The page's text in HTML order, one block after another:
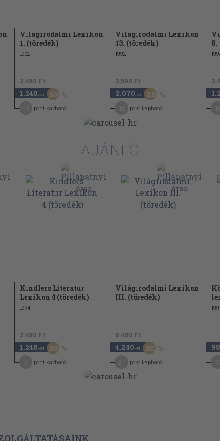
Világirodalmi Lexikon
1. (töredék)
1992
2.480 Ft
1.240 ,-Ft 50
pont kapható
Világirodalmi Lexikon
13. (töredék)
1992
2.590 Ft
2.070 ,-Ft 20
pont kapható
8.
AJÁNLÓ
Kindlers Literatur
Lexikon 4 (töredék)
1974
2.480 Ft
1.240 ,-Ft 50
pont kapható
Világirodalmi Lexikon
III. (töredék)
8.480 Ft
4.240 ,-Ft 50
pont kapható